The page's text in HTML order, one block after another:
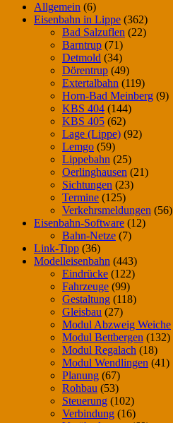
Allgemein (6)
Eisenbahn in Lippe (362)
Bad Salzuflen (22)
Barntrup (71)
Detmold (34)
Dörentrup (49)
Extertalbahn (119)
Horn-Bad Meinberg (9)
KBS 404 (144)
KBS 405 (62)
Lage (Lippe) (92)
Lemgo (59)
Lippebahn (25)
Oerlinghausen (21)
Sichtungen (23)
Termine (125)
Verkehrsmeldungen (56)
Eisenbahn-Software (12)
Bahn-Netze (7)
Link-Tipp (36)
Modelleisenbahn (443)
Eindrücke (122)
Fahrzeuge (99)
Gestaltung (118)
Gleisbau (27)
Modul Abzweig Weiche
Modul Bettbergen (132)
Modul Regalach (18)
Modul Wendlingen (41)
Planung (67)
Rohbau (53)
Steuerung (102)
Verbindung (16)